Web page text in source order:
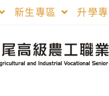
新生專區 升學